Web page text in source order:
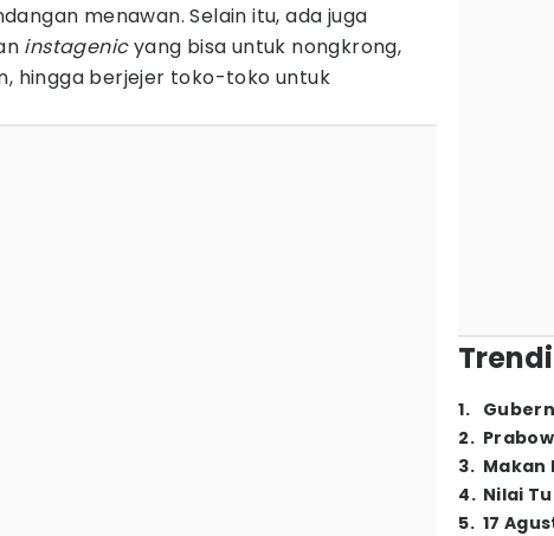
menawan. Selain itu, ada juga
instagenicyang bisa untuk nongkrong,
hingga berjejer toko-toko untuk
1.
2.
3. Makan
4. Nilai
5. 17